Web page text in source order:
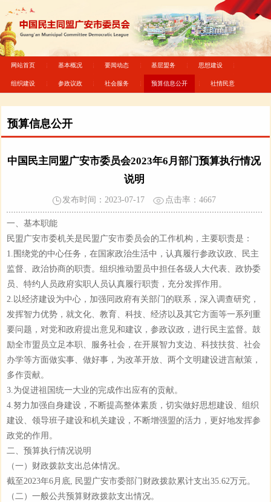
网站首页 基本概况 要闻动态 基层盟务 思想建设
组织建设 参政议政 社会服务 预算信息公开 社情民意
预算信息公开
中国民主同盟广安市委员会2023年6月部门预算执行情况
说明
发布时间：2023-07-17 点击率： 4667
一、基本职能
民盟广安市委机关是民盟广安市委员会的工作机构，主要职责是：
1.围绕党的中心任务，在国家政治生活中，认真履行参政议政、民主
监督、政治协商的职责。组织推动盟员中担任各级人大代表、政协委
员、特约人员政府实职人员认真履行职责，充分发挥作用。
2.以经济建设为中心，加强同政府有关部门的联系，深入调查研究，
发挥智力优势，就文化、教育、科技、经济以及其它方面等一系列重
要问题，对党和政府提出意见和建议，参政议政，进行民主监督。鼓
励全市盟员立足本职、服务社会，在开展智力支边、科技扶贫、社会
办学等方面做实事、做好事，为改革开放、两个文明建设进言献策，
多作贡献。
3.为促进祖国统一大业的完成作出应有的贡献。
4.努力加强自身建设，不断提高整体素质，切实做好思想建设、组织
建设、领导班子建设和机关建设，不断增强盟的活力，更好地发挥参
政党的作用。
二、预算执行情况说明
（一）财政拨款支出总体情况。
截至2023年6月底, 民盟广安市委部门财政拨款累计支出35.62万元。
（二）一般公共预算财政拨款支出情况。